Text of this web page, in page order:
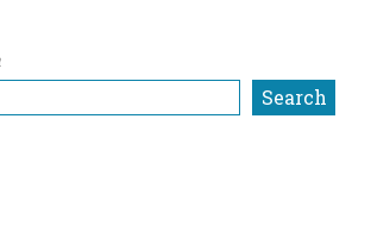
Search